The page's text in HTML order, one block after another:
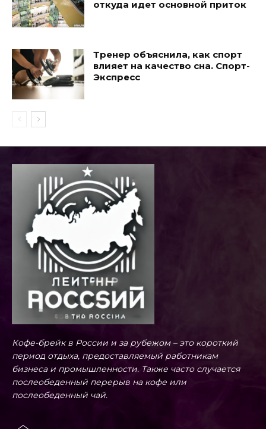
откуда идет основной приток
Тренер объяснила, как спорт
влияет на качество сна. Спорт-
Экспресс
Кофе-брейк в России и за рубежом – это короткий
период отдыха, предоставляемый работникам
бизнеса и промышленности. Также часто случается
послеобеденный перерыв на кофе или
послеобеденный чай.